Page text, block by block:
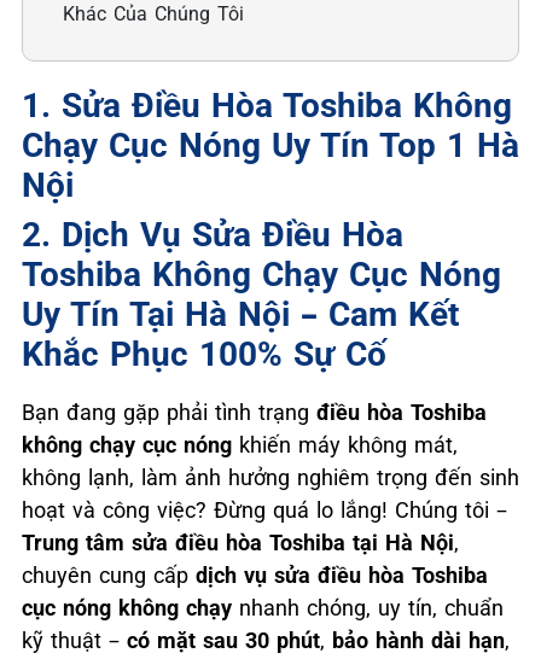
Khác Của Chúng Tôi
1. Sửa Điều Hòa Toshiba Không
Chạy Cục Nóng Uy Tín Top 1 Hà
Nội
2. Dịch Vụ Sửa Điều Hòa
Toshiba Không Chạy Cục Nóng
Uy Tín Tại Hà Nội – Cam Kết
Khắc Phục 100% Sự Cố
Bạn đang gặp phải tình trạng điều hòa Toshiba
không chạy cục nóng khiến máy không mát,
không lạnh, làm ảnh hưởng nghiêm trọng đến sinh
hoạt và công việc? Đừng quá lo lắng! Chúng tôi –
Trung tâm sửa điều hòa Toshiba tại Hà Nội,
chuyên cung cấp dịch vụ sửa điều hòa Toshiba
cục nóng không chạy nhanh chóng, uy tín, chuẩn
kỹ thuật – có mặt sau 30 phút, bảo hành dài hạn,